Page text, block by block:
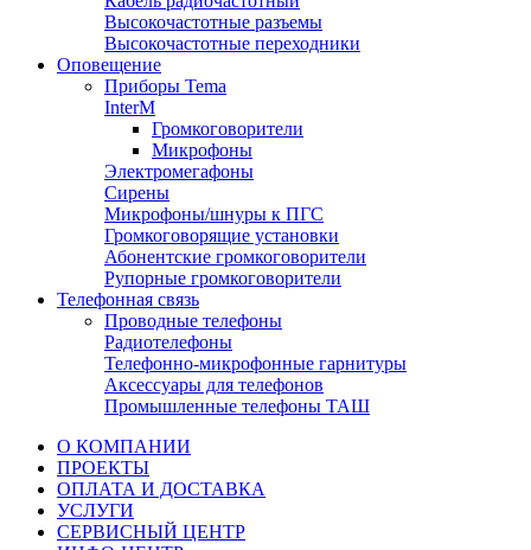
Высокочастотные разъемы
Высокочастотные переходники
Оповещение
Приборы Tema
InterM
Громкоговорители
Микрофоны
Электромегафоны
Сирены
Микрофоны/шнуры к ПГС
Громкоговорящие установки
Абонентские громкоговорители
Рупорные громкоговорители
Телефонная связь
Проводные телефоны
Радиотелефоны
Телефонно-микрофонные гарнитуры
Аксессуары для телефонов
Промышленные телефоны ТАШ
О КОМПАНИИ
ПРОЕКТЫ
ОПЛАТА И ДОСТАВКА
УСЛУГИ
СЕРВИСНЫЙ ЦЕНТР